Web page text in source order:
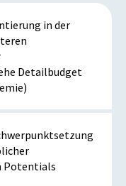
in der
Detailbudget
Potentials